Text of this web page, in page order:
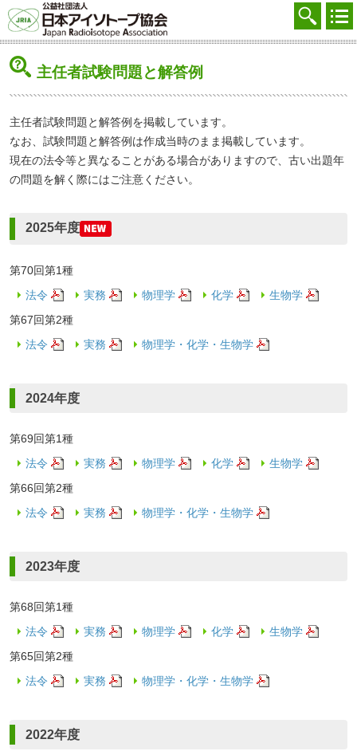
協会を知る
廃棄する
参加する
学ぶ・調べる
会員マイページ
English
主任者試験問題と解答例
主任者試験問題と解答例を掲載しています。
なお、試験問題と解答例は作成当時のまま掲載しています。
現在の法令等と異なることがある場合がありますので、古い出題年
の問題を解く際にはご注意ください。
2025年度
第70回第1種
法令
実務 物理学 化学
生物学
第67回第2種
法令
実務 物理学・化学・生物学
2024年度
第69回第1種
法令
実務 物理学 化学
生物学
第66回第2種
法令
実務 物理学・化学・生物学
2023年度
第68回第1種
法令
実務 物理学 化学
生物学
第65回第2種
法令
実務 物理学・化学・生物学
2022年度